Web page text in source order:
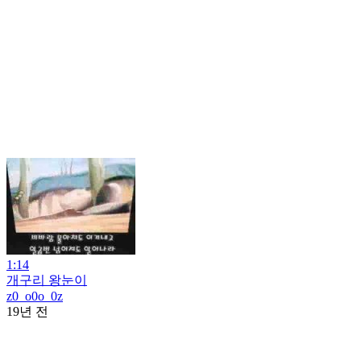
1:14
개구리 왕눈이
z0_o0o_0z
19년 전